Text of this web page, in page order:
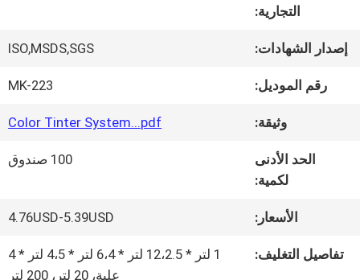
حول
المعمل
التجارية:
إصدار الشهادات: ISO,MSDS,SGS
رقم الموديل: MK-223
وثيقة: Color Tinter System...pdf
الحد الأدنى
لكمية:
100 صندوق
الأسعار: 4.76USD-5.39USD
تفاصيل التغليف:
1 لتر * 12،2.5 لتر * 6،4 لتر * 4،5 لتر * 4
علبة، 20 لتر، 200 لتر